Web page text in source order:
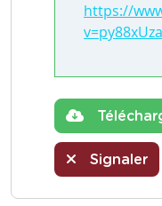
https://
Signaler